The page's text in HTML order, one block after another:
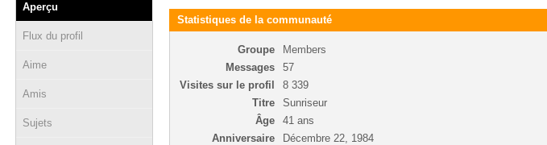
Aperçu
Flux du profil
Aime
Amis
Sujets
Statistiques de la communauté
Groupe
Members
Messages
57
Visites sur le profil
8 339
Titre
Sunriseur
Âge
41 ans
Anniversaire
Décembre 22, 1984